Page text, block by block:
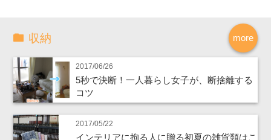
more
収納
2017/06/26
5秒で決断！一人暮らし女子が、断捨離する
コツ
2017/05/22
インテリアに拘る人に贈る初夏の雑貨類はこ